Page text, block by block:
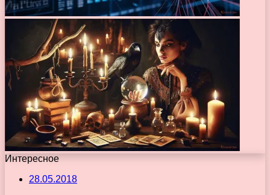
Интересное
28.05.2018